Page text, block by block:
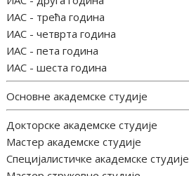
ИАС - трећа година
ИАС - четврта година
ИАС - пета година
ИАС - шеста година
Основне академске студије
Докторске академске студије
Мастер академске студије
Специјалистичке академске студије